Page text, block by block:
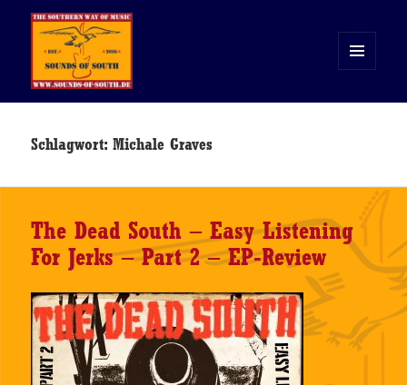
WIDGETS
Schlagwort:Michale Graves
The Dead South – Easy Listening
For Jerks – Part 2 – EP-Review